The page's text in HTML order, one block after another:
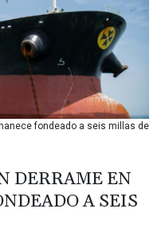
109.688637
3.432357
fondeado a seis millas de
DERRAME EN
A SEIS